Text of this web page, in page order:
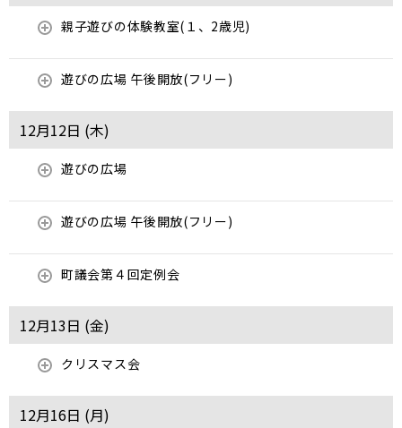
親子遊びの体験教室(１、2歳児)
遊びの広場 午後開放(フリー)
12月12日 (木)
遊びの広場
遊びの広場 午後開放(フリー)
町議会第４回定例会
12月13日 (金)
クリスマス会
12月16日 (月)